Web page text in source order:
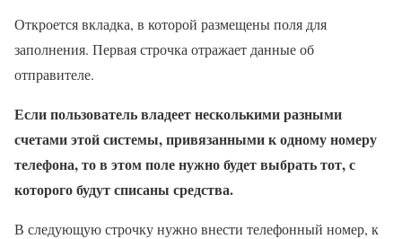
Откроется вкладка, в которой размещены поля для
заполнения. Первая строчка отражает данные об
отправителе.
Если пользователь владеет несколькими разными
счетами этой системы, привязанными к одному номеру
телефона, то в этом поле нужно будет выбрать тот, с
которого будут списаны средства.
В следующую строчку нужно внести телефонный номер, к